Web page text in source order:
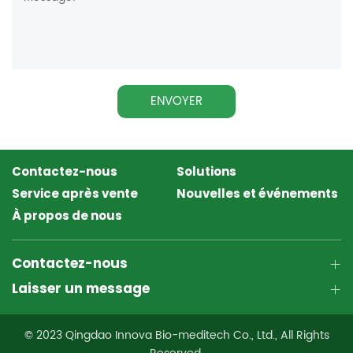
ENVOYER
Contactez-nous
Solutions
Service après vente
Nouvelles et événements
À propos de nous
Contactez-nous
Laisser un message
© 2023 Qingdao Innova Bio-meditech Co., Ltd., All Rights